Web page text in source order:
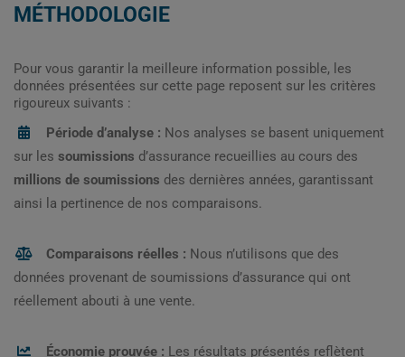
MÉTHODOLOGIE
Pour vous garantir la meilleure information possible, les
données présentées sur cette page reposent sur les critères
rigoureux suivants :
Période d’analyse : Nos analyses se basent uniquement
sur les soumissions d’assurance recueillies au cours des
millions de soumissions des dernières années, garantissant
ainsi la pertinence de nos comparaisons.
Comparaisons réelles : Nous n’utilisons que des
données provenant de soumissions d’assurance qui ont
réellement abouti à une vente.
Économie prouvée : Les résultats présentés reflètent